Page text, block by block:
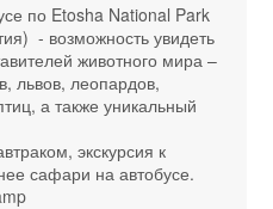
по Etosha National Park
- возможность увидеть
животного мира –
львов, леопардов,
а также уникальный
экскурсия к
сафари на автобусе.